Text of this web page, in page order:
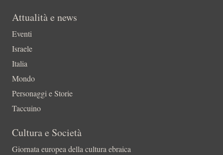
Attualità e news
Eventi
Israele
Italia
Mondo
Personaggi e Storie
Taccuino
Cultura e Società
Giornata europea della cultura ebraica